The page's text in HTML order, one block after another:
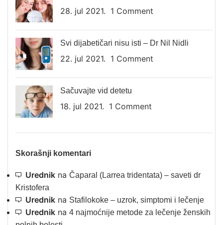
28. jul 2021. 1 Comment
Svi dijabetičari nisu isti – Dr Nil Nidli
22. jul 2021. 1 Comment
Sačuvajte vid detetu
18. jul 2021. 1 Comment
Skorašnji komentari
Urednik na Čaparal (Larrea tridentata) – saveti dr
Kristofera
Urednik na Stafilokoke – uzrok, simptomi i lečenje
Urednik na 4 najmoćnije metode za lečenje ženskih